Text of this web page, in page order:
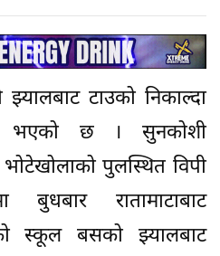
टाउको निकाल्दा
भएको छ । सुनकोशी
पुलस्थित विपी
बुधबार रातामाटाबाट
स्कूल बसको झ्यालबाट